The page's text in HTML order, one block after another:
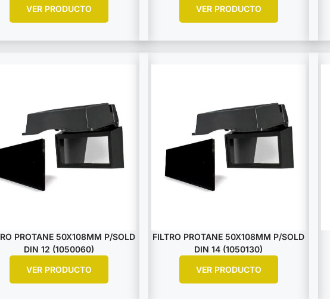
VER PRODUCTO
VER PRODUCTO
PROTANE 50X108MM P/SOLD
DIN 12 (1050060)
VER PRODUCTO
FILTRO PROTANE 50X108MM P/SOLD
DIN 14 (1050130)
VER PRODUCTO